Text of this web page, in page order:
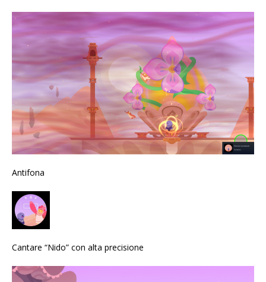
Antifona
Cantare “Nido” con alta precisione